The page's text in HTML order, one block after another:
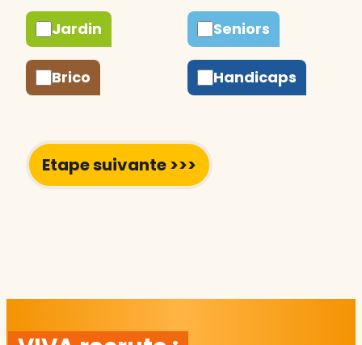
Jardin
Brico
Seniors
Handicaps